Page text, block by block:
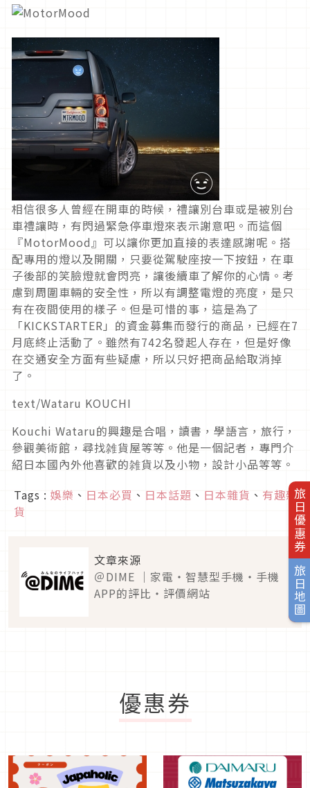
旅日優惠券
旅日地圖
相信很多人曾經在開車的時候，禮讓別台車或是被別台
車禮讓時，有閃過緊急停車燈來表示謝意吧。而這個
『MotorMood』可以讓你更加直接的表達感謝呢。搭
配專用的燈以及開關，只要從駕駛座按一下按鈕，在車
子後部的笑臉燈就會閃亮，讓後續車了解你的心情。考
慮到周圍車輛的安全性，所以有調整電燈的亮度，是只
有在夜間使用的樣子。但是可惜的事，這是為了
「KICKSTARTER」的資金募集而發行的商品，已經在7
月底終止活動了。雖然有742名發起人存在，但是好像
在交通安全方面有些疑慮，所以只好把商品給取消掉
了。
text/Wataru KOUCHI
Kouchi Wataru的興趣是合唱，讀書，學語言，旅行，
參觀美術館，尋找雑貨屋等等。他是一個記者，專門介
紹日本國內外他喜歡的雑貨以及小物，設計小品等等。
Tags : 娛樂 、 日本必買 、 日本話題 、 日本雜貨 、 有趣雜
貨
文章來源
＠DIME ｜家電・智慧型手機・手機
APP的評比・評價網站
優惠券